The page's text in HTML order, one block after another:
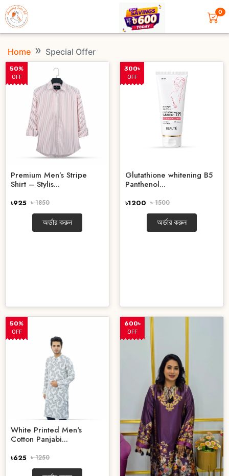
0
Home Special Offer
50%
OFF
Premium Men’s Stripe
Shirt – Stylis...
৳925 ৳ 1850
অর্ডার করুন
300৳
OFF
Glutathione whitening B5
Panthenol...
৳1200 ৳ 1500
অর্ডার করুন
50%
OFF
White Printed Men's
Cotton Panjabi...
৳625 ৳ 1250
600৳
OFF